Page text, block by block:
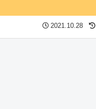
2021.10.28